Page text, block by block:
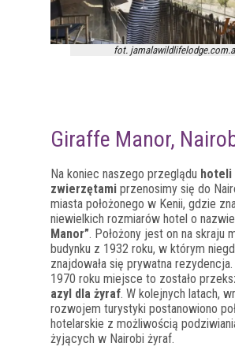
fot.
Giraffe Manor,
Na koniec naszego przeglądu hoteli
zwierzętami przenosimy się do
miasta położonego w Kenii, gdzie
niewielkich rozmiarów hotel o nazwie
Manor”. Położony jest on na skraju
budynku z 1932 roku, w którym
znajdowała się prywatna
1970 roku miejsce to zostało
azyl dla żyraf. W kolejnych latach,
rozwojem turystyki postanowiono
hotelarskie z możliwością
żyjących w Nairobi żyraf.